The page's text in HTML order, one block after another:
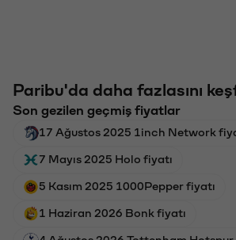
Paribu'da daha fazlasını
Son gezilen geçmiş fiyatlar
17 Ağustos 2025 1inch Network
7 Mayıs 2025 Holo fiyatı
5 Kasım 2025 1000Pepper fiyatı
1 Haziran 2026 Bonk fiyatı